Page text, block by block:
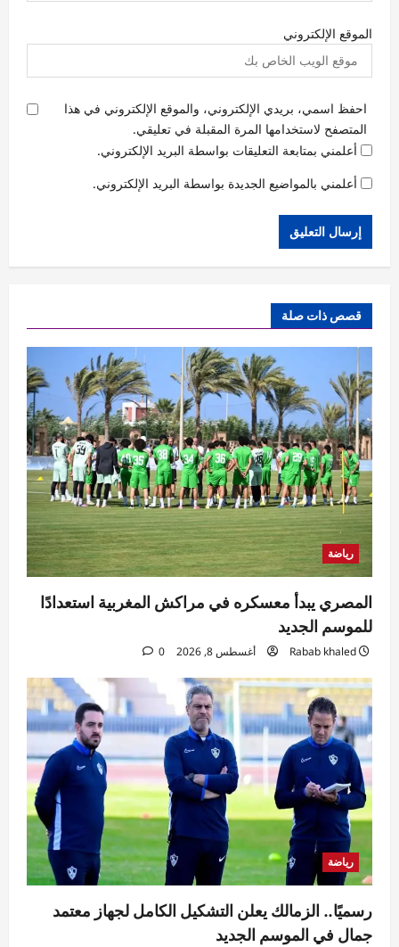
الموقع الإلكتروني
احفظ اسمي، بريدي الإلكتروني، والموقع الإلكتروني في هذا
المتصفح لاستخدامها المرة المقبلة في تعليقي.
أعلمني بمتابعة التعليقات بواسطة البريد الإلكتروني.
أعلمني بالمواضيع الجديدة بواسطة البريد الإلكتروني.
قصص ذات صلة
رياضة
المصري يبدأ معسكره في مراكش المغربية استعدادًا
للموسم الجديد
Rabab khaled أغسطس 8, 2026 0
رياضة
رسميًا.. الزمالك يعلن التشكيل الكامل لجهاز معتمد
جمال في الموسم الجديد